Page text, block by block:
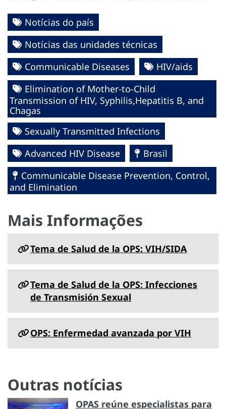
Notícias do país
Notícias das unidades técnicas
Communicable Diseases
HIV/aids
Elimination of Mother-to-Child
Transmission of HIV, Syphilis,Hepatitis B, and
Chagas
Sexually Transmitted Infections
Advanced HIV Disease
Brasil
Communicable Disease Prevention, Control,
and Elimination
Mais Informações
Tema de Salud de la OPS: VIH/SIDA
Tema de Salud de la OPS: Infecciones
de Transmisión Sexual
OPS: Enfermedad avanzada por VIH
Outras notícias
OPAS reúne especialistas para